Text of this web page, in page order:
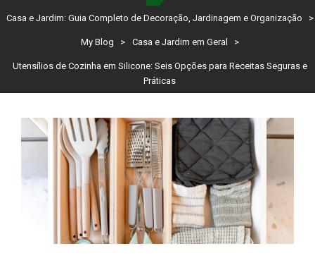
GUIA
COMPLETO
DE
DECORAÇÃO,
JARDINAGEM
E
ORGANIZAÇÃO
Casa e Jardim: Guia Completo de Decoração, Jardinagem e Organização >
My Blog > Casa e Jardim em Geral >
Utensílios de Cozinha em Silicone: Seis Opções para Receitas Seguras e
Práticas